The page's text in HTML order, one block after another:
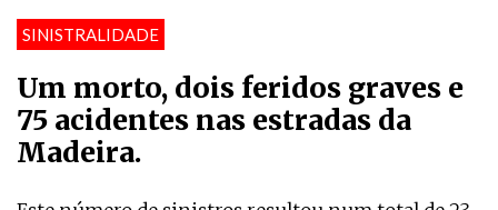
SINISTRALIDADE
Um morto, dois feridos graves e
75 acidentes nas estradas da
Madeira.